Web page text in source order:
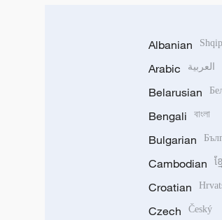
Albanian Shqip
Arabic العربية
Belarusian
Bengali বাংলা
Bulgarian
Cambodian ខ្ម
Croatian
Czech Český